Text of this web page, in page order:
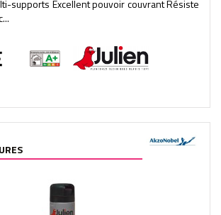
supports Excellent pouvoir couvrant Résiste